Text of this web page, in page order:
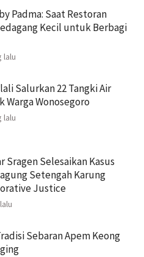
Padma: Saat Restoran
Kecil untuk Berbagi
lalu
Salurkan 22 Tangki Air
Warga Wonosegoro
lalu
Sragen Selesaikan Kasus
Setengah Karung
Justice
Sebaran Apem Keong